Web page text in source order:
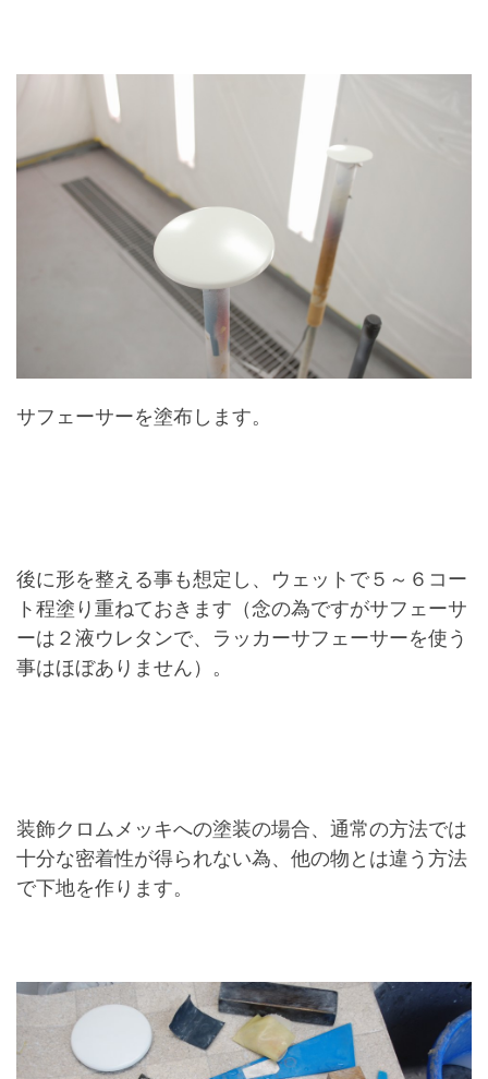
サフェーサーを塗布します。
後に形を整える事も想定し、ウェットで５～６コー
ト程塗り重ねておきます（念の為ですがサフェーサ
ーは２液ウレタンで、ラッカーサフェーサーを使う
事はほぼありません）。
装飾クロムメッキへの塗装の場合、通常の方法では
十分な密着性が得られない為、他の物とは違う方法
で下地を作ります。